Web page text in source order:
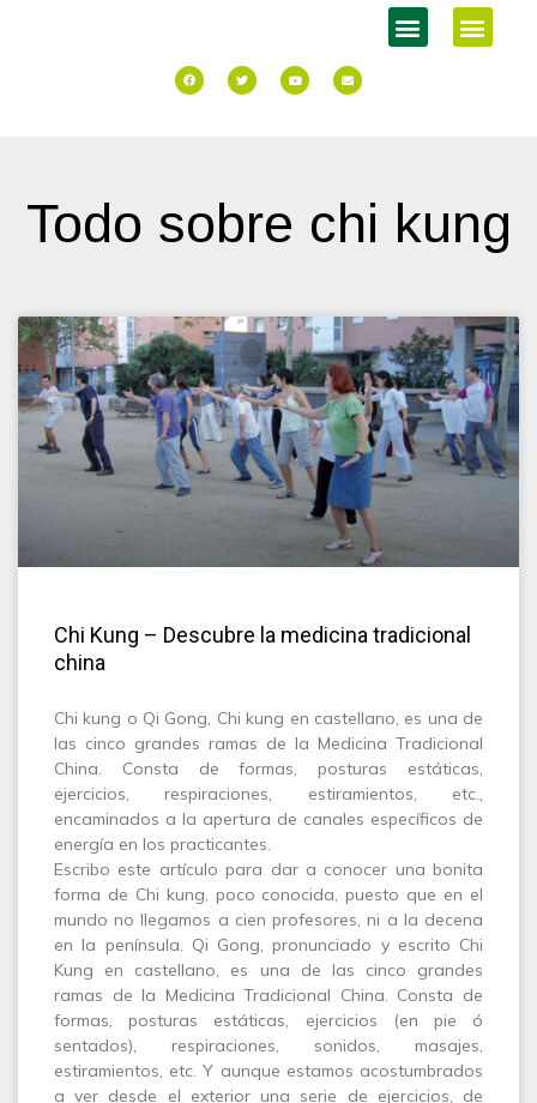
Todo sobre chi kung
Chi Kung – Descubre la medicina tradicional
china
Chi kung o Qi Gong, Chi kung en castellano, es una de
las cinco grandes ramas de la Medicina Tradicional
China. Consta de formas, posturas estáticas,
ejercicios, respiraciones, estiramientos, etc.,
encaminados a la apertura de canales específicos de
energía en los practicantes.
Escribo este artículo para dar a conocer una bonita
forma de Chi kung, poco conocida, puesto que en el
mundo no llegamos a cien profesores, ni a la decena
en la península. Qi Gong, pronunciado y escrito Chi
Kung en castellano, es una de las cinco grandes
ramas de la Medicina Tradicional China. Consta de
formas, posturas estáticas, ejercicios (en pie ó
sentados), respiraciones, sonidos, masajes,
estiramientos, etc. Y aunque estamos acostumbrados
a ver desde el exterior una serie de ejercicios, de